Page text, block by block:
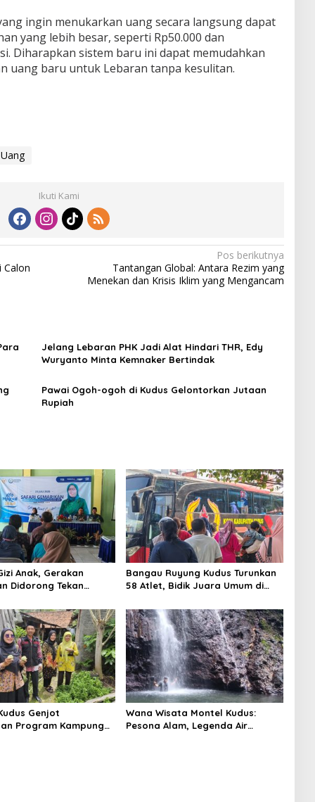
ingin menukarkan uang secara langsung dapat
yang lebih besar, seperti Rp50.000 dan
Diharapkan sistem baru ini dapat memudahkan
uang baru untuk Lebaran tanpa kesulitan.
Uang
Ikuti Kami
Calon
Pos berikutnya
Tantangan Global: Antara Rezim yang
Menekan dan Krisis Iklim yang Mengancam
Jelang Lebaran PHK Jadi Alat Hindari THR, Edy
Wuryanto Minta Kemnaker Bertindak
Pawai Ogoh-ogoh di Kudus Gelontorkan Jutaan
Rupiah
Anak, Gerakan
Didorong Tekan
Bangau Ruyung Kudus Turunkan
58 Atlet, Bidik Juara Umum di
Genjot
Program Kampung
Wana Wisata Montel Kudus:
Pesona Alam, Legenda Air